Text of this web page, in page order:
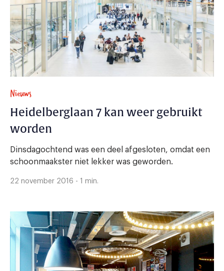
Nieuws
Heidelberglaan 7 kan weer gebruikt
worden
Dinsdagochtend was een deel afgesloten, omdat een
schoonmaakster niet lekker was geworden.
22 november 2016 - 1 min.